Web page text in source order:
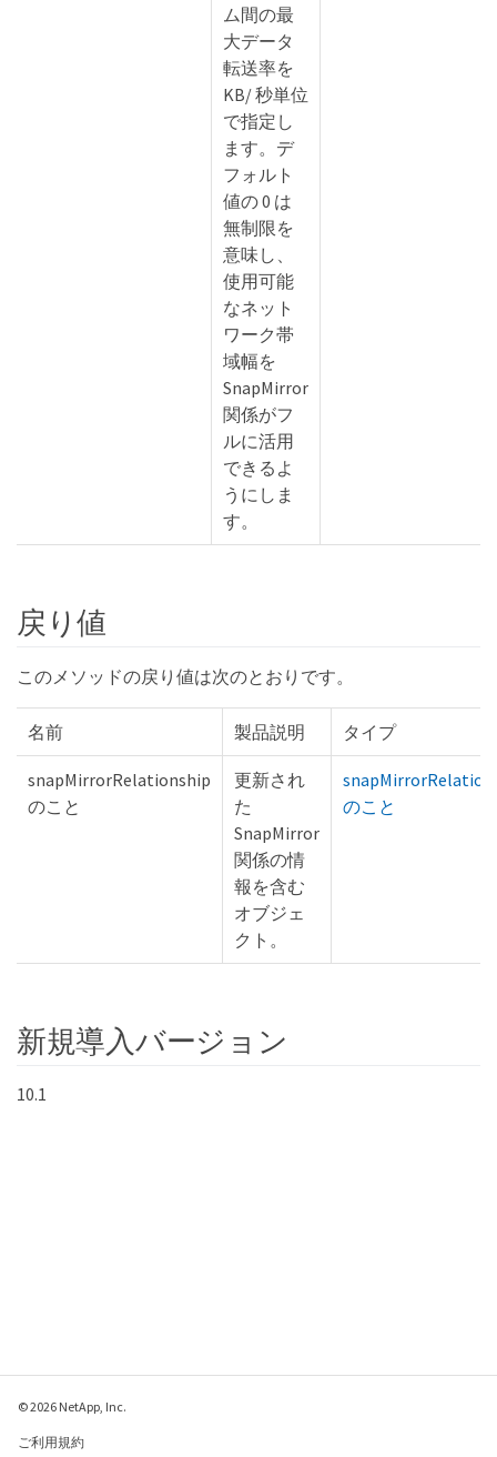
ム間の最
大データ
転送率を
KB/ 秒単位
で指定し
ます。デ
フォルト
値の 0 は
無制限を
意味し、
使用可能
なネット
ワーク帯
域幅を
SnapMirror
関係がフ
ルに活用
できるよ
うにしま
す。
戻り値
このメソッドの戻り値は次のとおりです。
名前 製品説明 タイプ
snapMirrorRelationship
のこと
更新され
た
SnapMirror
関係の情
報を含む
オブジェ
クト。
のこと
新規導入バージョン
10.1
© 2026 NetApp, Inc.
ご利用規約